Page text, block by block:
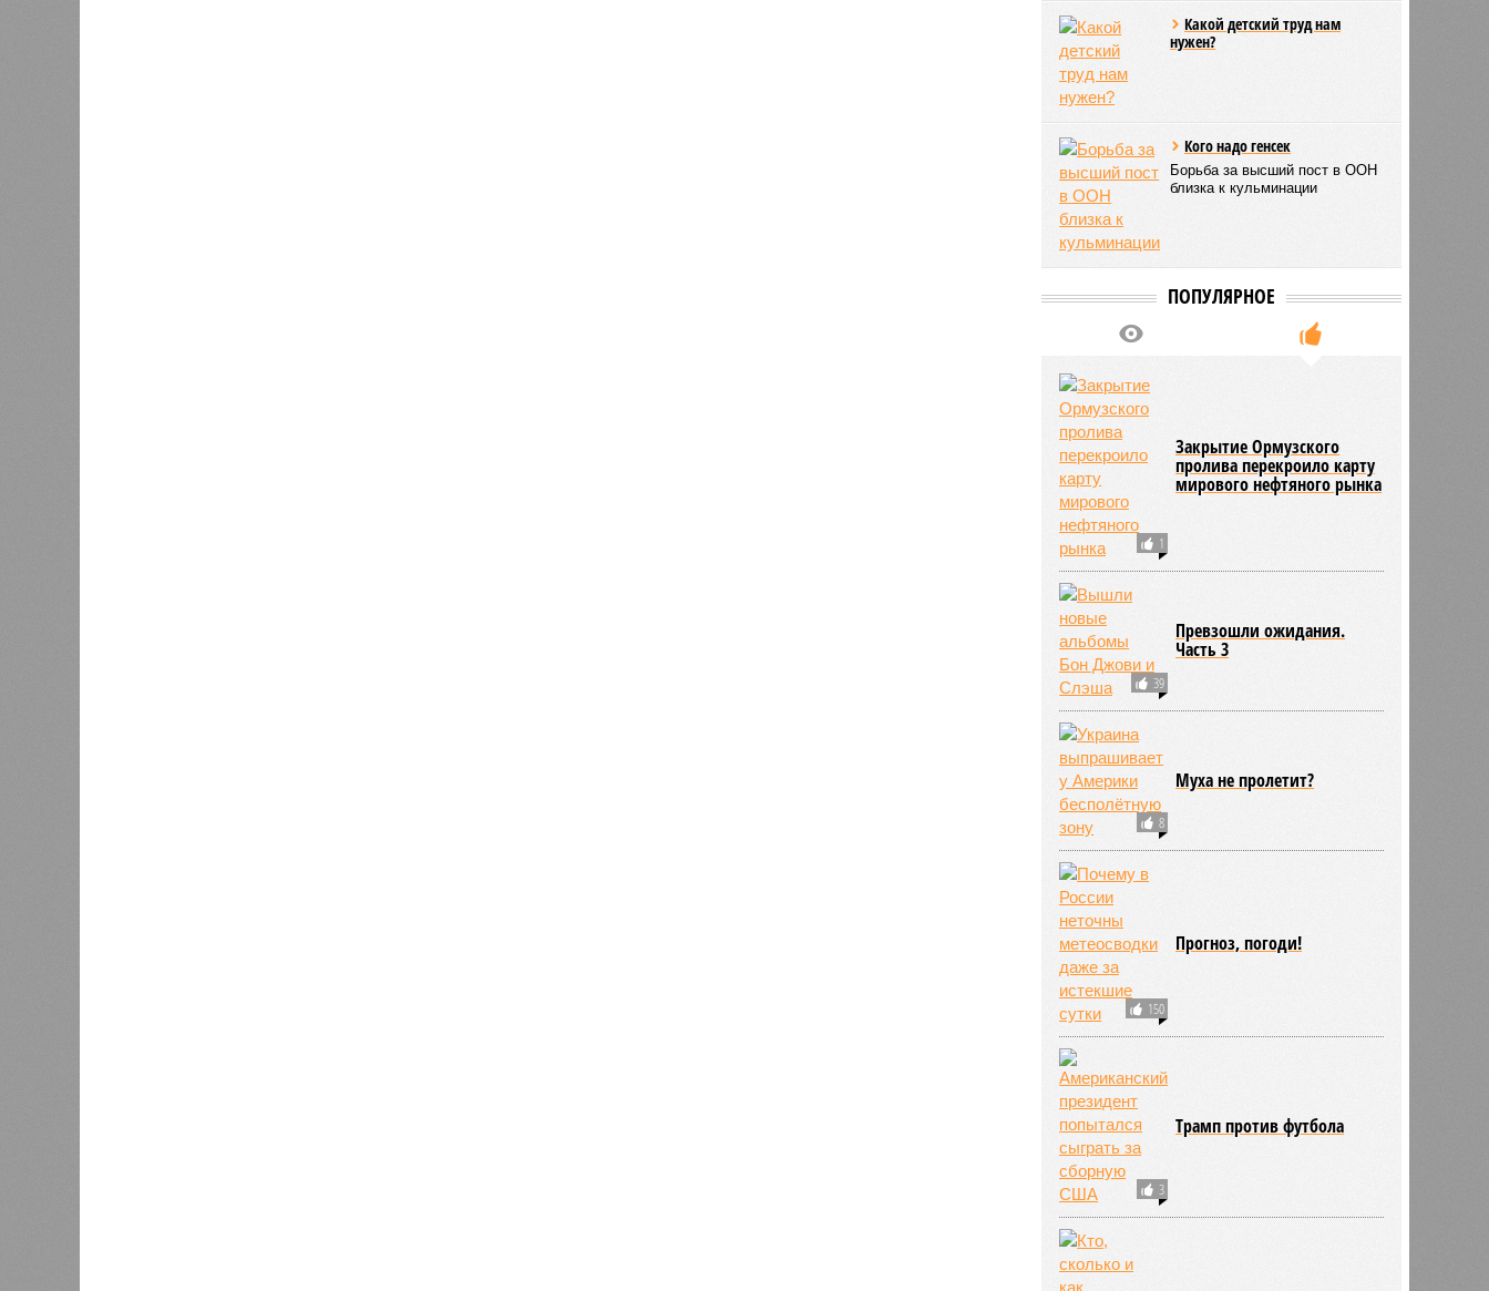
Какой детский труд нам
нужен?
Кого надо генсек
Борьба за высший пост в ООН
близка к кульминации
ПОПУЛЯРНОЕ
1
Закрытие Ормузского
пролива перекроило карту
мирового нефтяного рынка
39
Превзошли ожидания.
Часть 3
8
Муха не пролетит?
150
Прогноз, погоди!
3
Трамп против футбола